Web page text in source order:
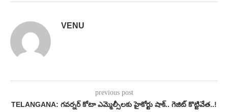
VENU
previous post
TELANGANA: గవర్నర్ కోటా ఎమ్మెల్సీలకు హైకోర్టు షాక్.. గెజిట్ కొట్టివేత..!